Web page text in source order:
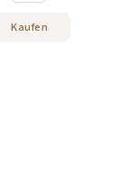
Kaufen